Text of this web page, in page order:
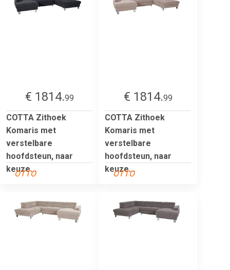
€ 1814.99
COTTA Zithoek
Komaris met
verstelbare
hoofdsteun, naar
keuze...
OTTO
€ 1814.99
COTTA Zithoek
Komaris met
verstelbare
hoofdsteun, naar
keuze...
OTTO